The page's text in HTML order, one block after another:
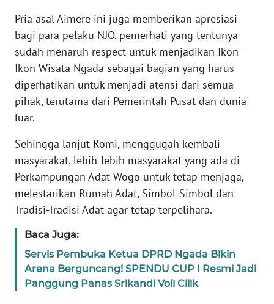
Pria asal Aimere ini juga memberikan apresiasi
bagi para pelaku NJO, pemerhati yang tentunya
sudah menaruh respect untuk menjadikan Ikon-
Ikon Wisata Ngada sebagai bagian yang harus
diperhatikan untuk menjadi atensi dari semua
pihak, terutama dari Pemerintah Pusat dan dunia
luar.
Sehingga lanjut Romi, menggugah kembali
masyarakat, lebih-lebih masyarakat yang ada di
Perkampungan Adat Wogo untuk tetap menjaga,
melestarikan Rumah Adat, Simbol-Simbol dan
Tradisi-Tradisi Adat agar tetap terpelihara.
Baca Juga:
Servis Pembuka Ketua DPRD Ngada Bikin
Arena Berguncang! SPENDU CUP I Resmi Jadi
Panggung Panas Srikandi Voli Cilik
WN
PAPUA
BARAT
WN
RIAU
SERAMBI
WN
JAMBI
SULTRA
WN
NTB